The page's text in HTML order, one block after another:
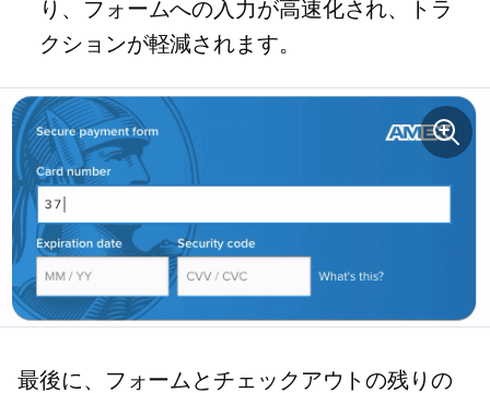
り、フォームへの入力が高速化され、トラ
クションが軽減されます。
最後に、フォームとチェックアウトの残りの